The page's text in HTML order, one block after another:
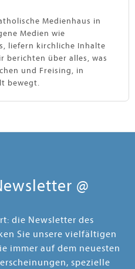
Medienhaus in
Medien wie
liefern kirchliche Inhalte
berichten über alles, was
und Freising, in
bewegt.
@
die Newsletter des
Sie unsere vielfältigen
immer auf dem neuesten
spezielle